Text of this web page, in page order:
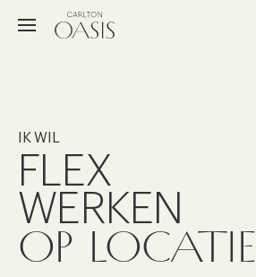
IK WIL
FLEX
WERKEN
OP LOCATIE